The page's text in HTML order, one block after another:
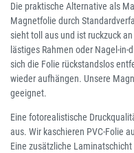
Die praktische Alternative als
Magnetfolie durch
sieht toll aus und ist ruckzuck
lästiges Rahmen oder Nagel-
sich die Folie rückstandslos
wieder aufhängen. Unsere
geeignet.
Eine fotorealistische
aus. Wir kaschieren PVC-Folie
Eine zusätzliche